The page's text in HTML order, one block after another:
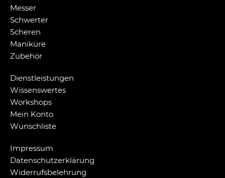
Messer
Schwerter
Scheren
Maniküre
Zubehör
Dienstleistungen
Wissenswertes
Workshops
Mein Konto
Wunschliste
Impressum
Datenschutzerklärung
Widerrufsbelehrung